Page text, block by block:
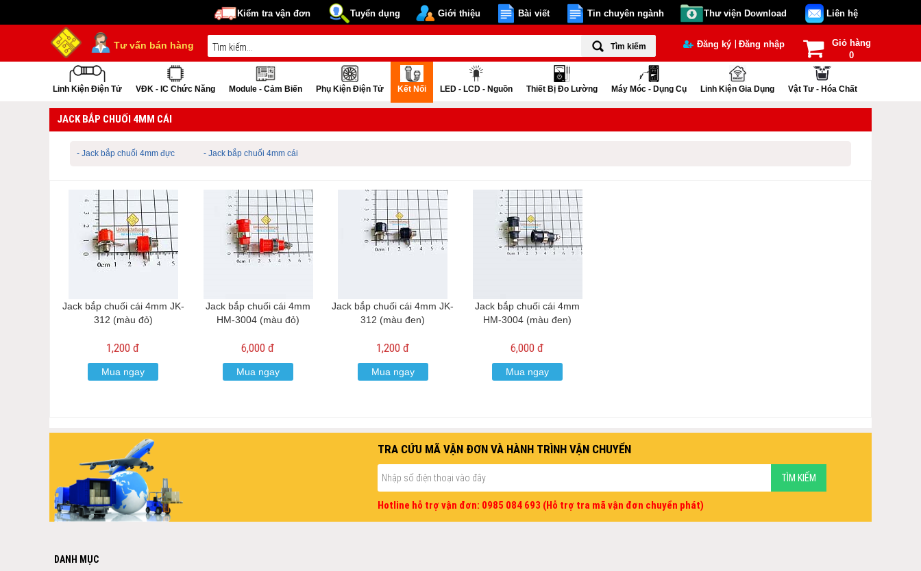
Kiểm tra vận đơn Tuyển dụng Giới thiệu Bài viết Tin chuyên ngành Thư viện Download Liên hệ
Tư vấn bán hàng Tìm kiếm Đăng ký |Đăng nhập
Giỏ hàng
0
Linh Kiện Điện Tử VĐK - IC Chức Năng Module - Cảm Biến Phụ Kiện Điện Tử Kết Nối LED - LCD - Nguồn Thiết Bị Đo Lường Máy Móc - Dụng Cụ Linh Kiện Gia Dụng Vật Tư - Hóa Chất
JACK BẮP CHUỐI 4MM CÁI
- Jack bắp chuối 4mm đực - Jack bắp chuối 4mm cái
Jack bắp chuối cái 4mm JK-
312 (màu đỏ)
1,200 đ
Mua ngay
Jack bắp chuối cái 4mm
HM-3004 (màu đỏ)
6,000 đ
Mua ngay
Jack bắp chuối cái 4mm JK-
312 (màu đen)
1,200 đ
Mua ngay
Jack bắp chuối cái 4mm
HM-3004 (màu đen)
6,000 đ
Mua ngay
TRA CỨU MÃ VẬN ĐƠN VÀ HÀNH TRÌNH VẬN CHUYỂN
Hotline hỗ trợ vận đơn: 0985 084 693 (Hỗ trợ tra mã vận đơn chuyển phát)
DANH MỤC